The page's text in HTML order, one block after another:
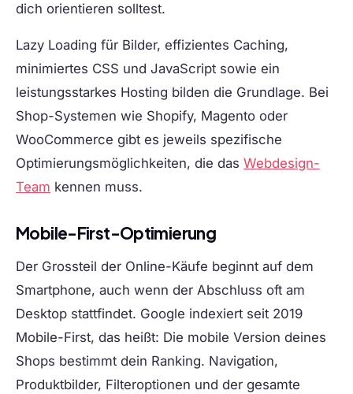
dich orientieren solltest.
Lazy Loading für Bilder, effizientes Caching,
minimiertes CSS und JavaScript sowie ein
leistungsstarkes Hosting bilden die Grundlage. Bei
Shop-Systemen wie Shopify, Magento oder
WooCommerce gibt es jeweils spezifische
Optimierungsmöglichkeiten, die das Webdesign-
Team kennen muss.
Mobile-First-Optimierung
Der Grossteil der Online-Käufe beginnt auf dem
Smartphone, auch wenn der Abschluss oft am
Desktop stattfindet. Google indexiert seit 2019
Mobile-First, das heißt: Die mobile Version deines
Shops bestimmt dein Ranking. Navigation,
Produktbilder, Filteroptionen und der gesamte